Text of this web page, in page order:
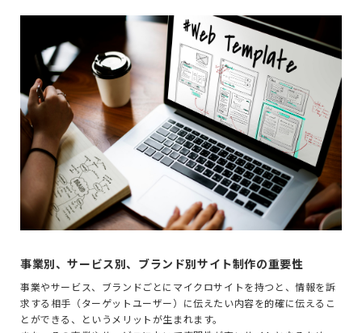
事業別、サービス別、ブランド別サイト制作の重要性
事業やサービス、ブランドごとにマイクロサイトを持つと、情報を訴
求する相手（ターゲットユーザー）に伝えたい内容を的確に伝えるこ
とができる、というメリットが生まれます。